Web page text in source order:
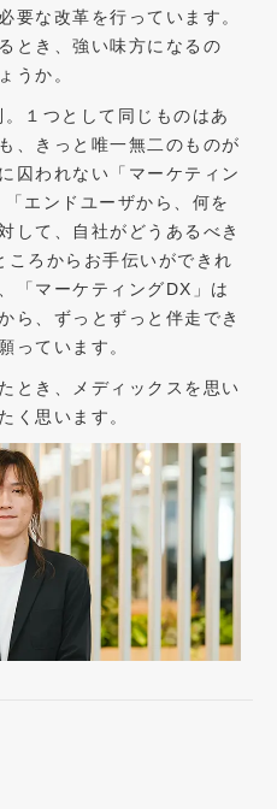
要な改革を行っています。
とき、強い味方になるの
うか。
１つとして同じものはあ
、きっと唯一無二のものが
囚われない「マーケティン
エンドユーザから、何を
して、自社がどうあるべき
ろからお手伝いができれ
「マーケティングDX」は
ら、ずっとずっと伴走でき
っています。
とき、メディックスを思い
く思います。